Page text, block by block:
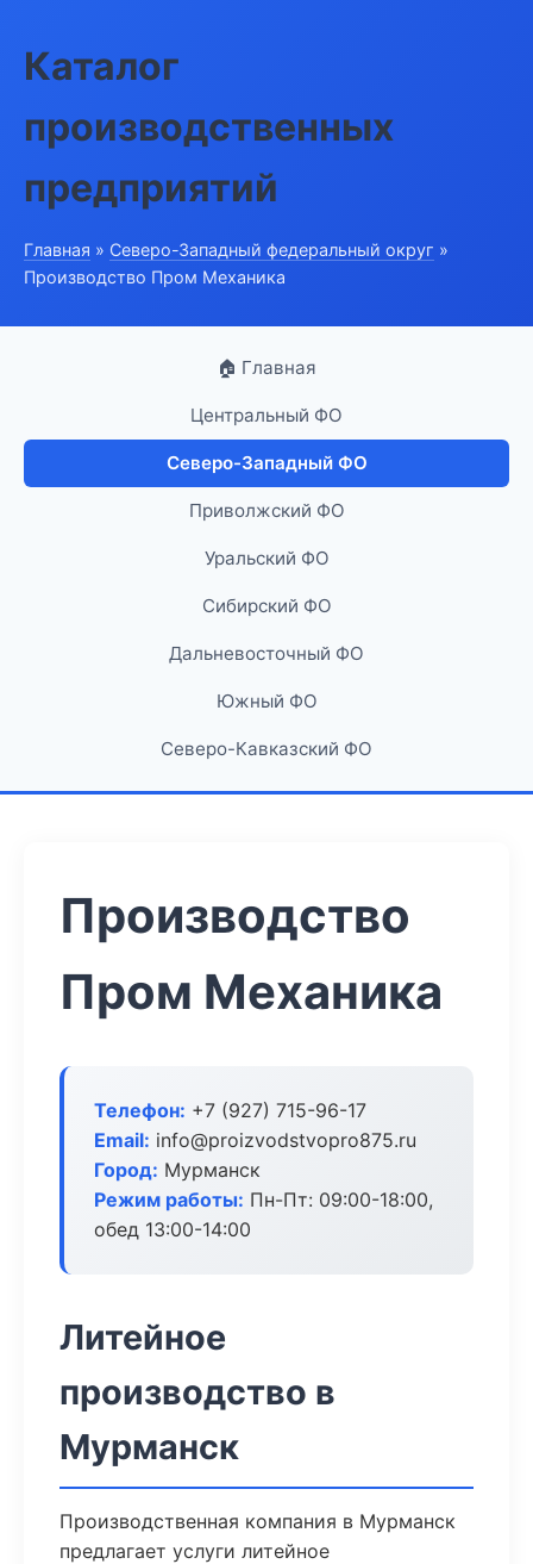
Каталог
производственных
предприятий
Главная » Северо-Западный федеральный округ »
Производство Пром Механика
🏠 Главная
Центральный ФО
Северо-Западный ФО
Приволжский ФО
Уральский ФО
Сибирский ФО
Дальневосточный ФО
Южный ФО
Северо-Кавказский ФО
Производство
Пром Механика
Телефон: +7 (927) 715-96-17
Email: info@proizvodstvopro875.ru
Город: Мурманск
Режим работы: Пн-Пт: 09:00-18:00,
обед 13:00-14:00
Литейное
производство в
Мурманск
Производственная компания в Мурманск
предлагает услуги литейное